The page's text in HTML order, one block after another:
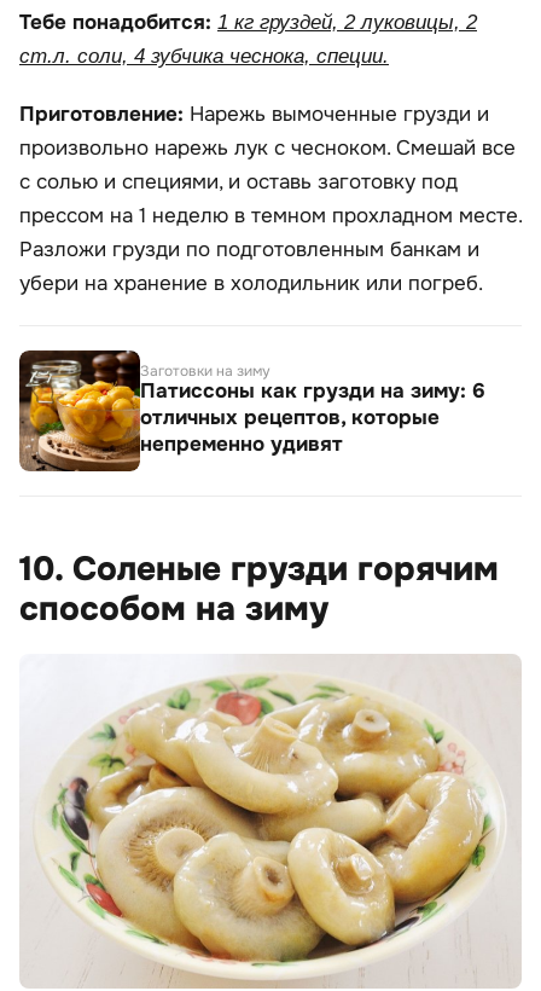
Тебе понадобится: 1 кг груздей, 2 луковицы, 2
ст.л. соли, 4 зубчика чеснока, специи.
Приготовление: Нарежь вымоченные грузди и
произвольно нарежь лук с чесноком. Смешай все
с солью и специями, и оставь заготовку под
прессом на 1 неделю в темном прохладном месте.
Разложи грузди по подготовленным банкам и
убери на хранение в холодильник или погреб.
Заготовки на зиму
Патиссоны как грузди на зиму: 6
отличных рецептов, которые
непременно удивят
10. Соленые грузди горячим
способом на зиму